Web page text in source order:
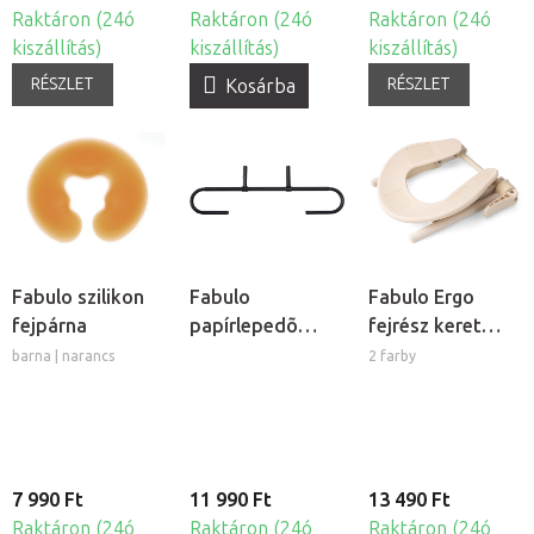
Raktáron (24ó
kiszállítás)
RÉSZLET
Raktáron (24ó
kiszállítás)
Kosárba
Raktáron (24ó
kiszállítás)
RÉSZLET
Fabulo szilikon
fejpárna
barna | narancs
7 990 Ft
Raktáron (24ó
Fabulo
papírlepedõ
11 990 Ft
Raktáron (24ó
Fabulo Ergo
fejrész keret
masszázságyhoz
2 farby
13 490 Ft
Raktáron (24ó